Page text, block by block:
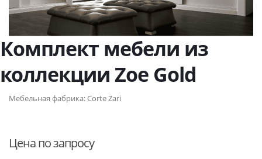
Комплект мебели из
коллекции Zoe Gold
Мебельная фабрика:Corte Zari
Цена по запросу